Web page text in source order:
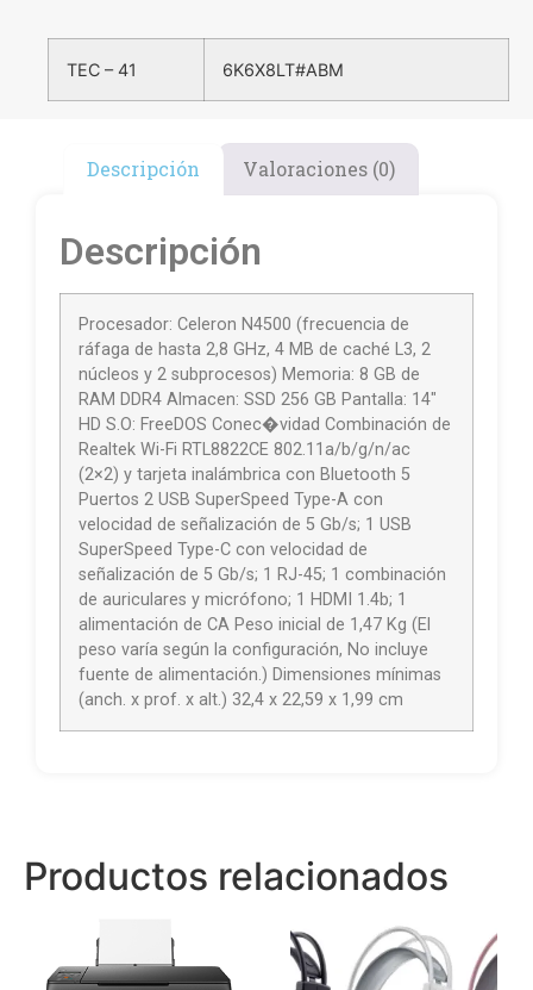
TEC – 41 6K6X8LT#ABM
Descripción Valoraciones (0)
Descripción
Procesador: Celeron N4500 (frecuencia de
ráfaga de hasta 2,8 GHz, 4 MB de caché L3, 2
núcleos y 2 subprocesos) Memoria: 8 GB de
RAM DDR4 Almacen: SSD 256 GB Pantalla: 14″
HD S.O: FreeDOS Conec�vidad Combinación de
Realtek Wi-Fi RTL8822CE 802.11a/b/g/n/ac
(2×2) y tarjeta inalámbrica con Bluetooth 5
Puertos 2 USB SuperSpeed Type-A con
velocidad de señalización de 5 Gb/s; 1 USB
SuperSpeed Type-C con velocidad de
señalización de 5 Gb/s; 1 RJ-45; 1 combinación
de auriculares y micrófono; 1 HDMI 1.4b; 1
alimentación de CA Peso inicial de 1,47 Kg (El
peso varía según la configuración, No incluye
fuente de alimentación.) Dimensiones mínimas
(anch. x prof. x alt.) 32,4 x 22,59 x 1,99 cm
Productos relacionados